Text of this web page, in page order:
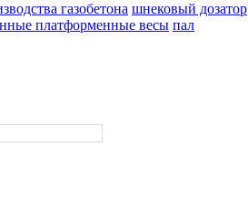
газобетона шнековый дозатор
платформенные весы пал